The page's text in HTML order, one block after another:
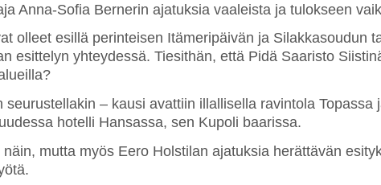
Anna-Sofia Bernerin ajatuksia vaaleista ja tulokseen
olleet esillä perinteisen Itämeripäivän ja Silakkasoudun
esittelyn yhteydessä. Tiesithän, että Pidä Saaristo
seurustellakin – kausi avattiin illallisella ravintola Topassa
hotelli Hansassa, sen Kupoli baarissa.
mutta myös Eero Holstilan ajatuksia herättävän